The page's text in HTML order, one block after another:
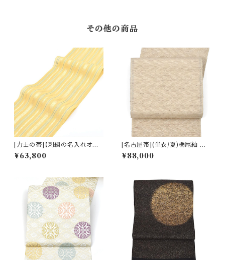
その他の商品
[力士の帯]【刺繍の名入れオプ
ション有】博多帯(夏用) 黒木織
物 謹製 紗献上『薄檸檬』五献上
¥63,800
[名古屋帯](単衣/夏)栃尾紬 天
然柿渋染め 変わり透け紬 九寸
帯 正絹 日本製(商品番号:2250
¥88,000